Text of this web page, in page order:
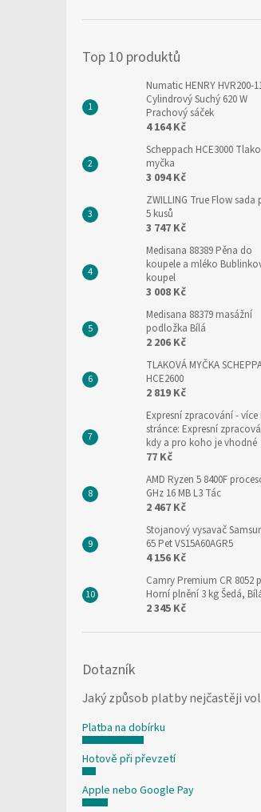
Top 10 produktů
Numatic HENRY HVR200-
Cylindrový Suchý 620 W
Prachový sáček
4 164 Kč
Scheppach HCE3000
myčka
3 094 Kč
ZWILLING True Flow sada
5 kusů
3 747 Kč
Medisana 88389 Pěna do
koupele a mléko
koupel
3 008 Kč
Medisana 88379 masážní
podložka Bílá
2 206 Kč
TLAKOVÁ MYČKA
HCE2600
2 819 Kč
Expresní zpracování- více
stránce: Expresní
kdy a pro koho je vhodné
77 Kč
AMD Ryzen 5 8400F
GHz 16 MB L3 Tác
2 467 Kč
Stojanový vysavač
65 Pet VS15A60AGR5
4 156 Kč
Camry Premium CR 8052
Horní plnění 3 kg Šedá,
2 345 Kč
Dotazník
Jaký způsob platby nejčastěji
Platba na dobírku
Hotově při převzetí
Apple nebo Google Pay